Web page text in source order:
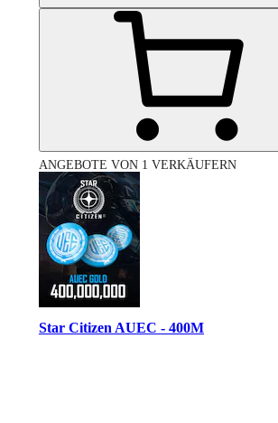
ANGEBOTE VON 1 VERKÄUFERN
Star Citizen AUEC - 400M